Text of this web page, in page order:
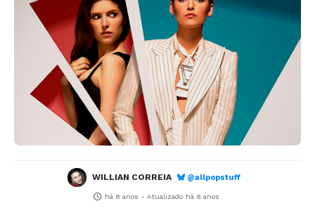
WILLIAN CORREIA @allpopstuff
há 8 anos - Atualizado há 8 anos